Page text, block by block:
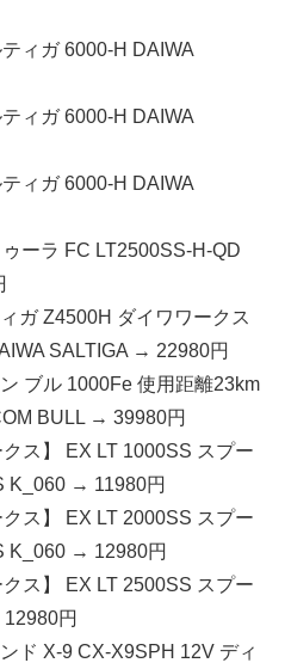
ィガ 6000-H DAIWA
ィガ 6000-H DAIWA
ィガ 6000-H DAIWA
ーラ FC LT2500SS-H-QD
ガ Z4500H ダイワワークス
SALTIGA → 22980円
ブル 1000Fe 使用距離23km
BULL → 39980円
ス】 EX LT 1000SS スプー
K_060 → 11980円
ス】 EX LT 2000SS スプー
K_060 → 12980円
ス】 EX LT 2500SS スプー
円
ド X-9 CX-X9SPH 12V ディ